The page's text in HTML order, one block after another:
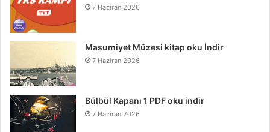
7 Haziran 2026
Masumiyet Müzesi kitap oku İndir
7 Haziran 2026
Bülbül Kapanı 1 PDF oku indir
7 Haziran 2026